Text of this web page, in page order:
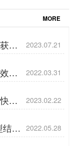
MORE
取
2023.07.21
果
2022.03.31
速
2023.02.22
构-
】…
2022.05.28